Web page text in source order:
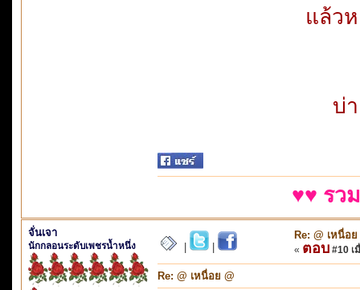
แล้ว
บ่
♥♥ รว
จั่นเจา
นักกลอนระดับเพชรน้ำหนึ่ง
Re: @ เหนื่อย
« ตอบ #10 เ
Re: @ เหนื่อย @